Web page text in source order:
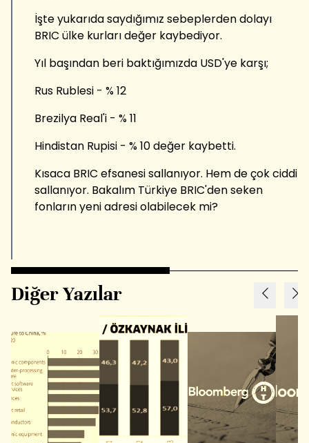
İşte yukarıda saydığımız sebeplerden dolayı
BRIC ülke kurları değer kaybediyor.
Yıl başından beri baktığımızda USD'ye karşı;
Rus Rublesi - % 12
Brezilya Real'i - % 11
Hindistan Rupisi - % 10 değer kaybetti.
Kısaca BRIC efsanesi sallanıyor. Hem de çok ciddi
sallanıyor. Bakalım Türkiye BRIC'den seken
fonların yeni adresi olabilecek mi?
Diğer Yazılar